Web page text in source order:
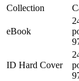
Collection
eBook
ID Hard Cover